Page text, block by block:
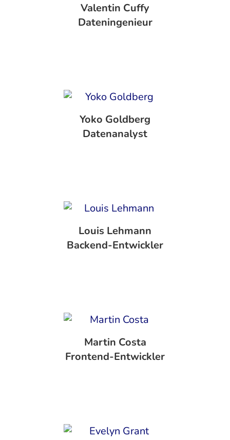
Valentin Cuffy
‍Dateningenieur
Yoko Goldberg
‍Datenanalyst
Louis Lehmann
‍Backend-Entwickler
Martin Costa
‍Frontend-Entwickler